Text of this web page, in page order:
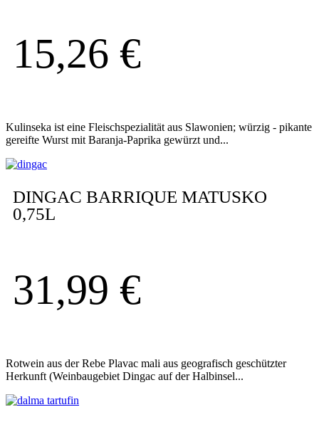
15,26 €
Kulinseka ist eine Fleischspezialität aus Slawonien; würzig - pikante
gereifte Wurst mit Baranja-Paprika gewürzt und...
DINGAC BARRIQUE MATUSKO
0,75L
31,99 €
Rotwein aus der Rebe Plavac mali aus geografisch geschützter
Herkunft (Weinbaugebiet Dingac auf der Halbinsel...